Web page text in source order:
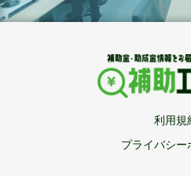
利用規
プライバシー